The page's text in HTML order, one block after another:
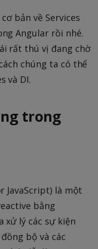
bản về Services
Angular rồi nhé.
rất thú vị đang chờ
chúng ta có thể
và DI.
trong
JavaScript) là một
bằng
xử lý các sự kiện
bộ và các